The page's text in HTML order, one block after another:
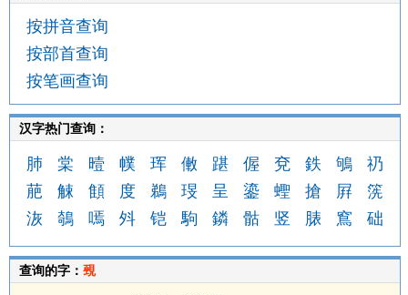
按拼音查询
按部首查询
按笔画查询
汉字热门查询：
肺 棠 曀 幞 珲 僌 踸 偓 兗 鉄 鴝
礽
萉
觫 顀 度 鵜 琝 呈 鎏 蟶 搶 屛
箲
洃
鵸 嘕 斘 铠 駒 鏻 骷 竖 脿 窵 础
查询的字： 覡